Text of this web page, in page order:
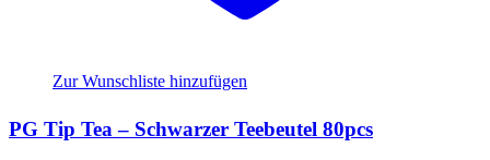
Zur Wunschliste hinzufügen
PG Tip Tea – Schwarzer Teebeutel 80pcs